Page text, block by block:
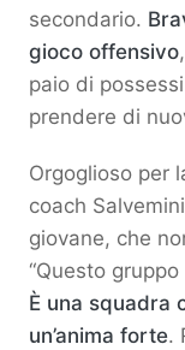
secondario.
gioco offensivo
paio di
prendere di
Orgoglioso per
coach
giovane, che
“Questo
È una squadra
un’anima forte.